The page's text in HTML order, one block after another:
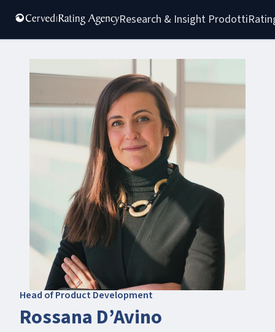
Research & Insight Prodotti
Head of Product Development
Rossana D’Avino